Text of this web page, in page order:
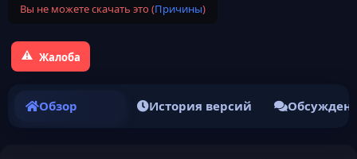
Вы не можете скачать это (Причины)
Жалоба
Обзор История версий